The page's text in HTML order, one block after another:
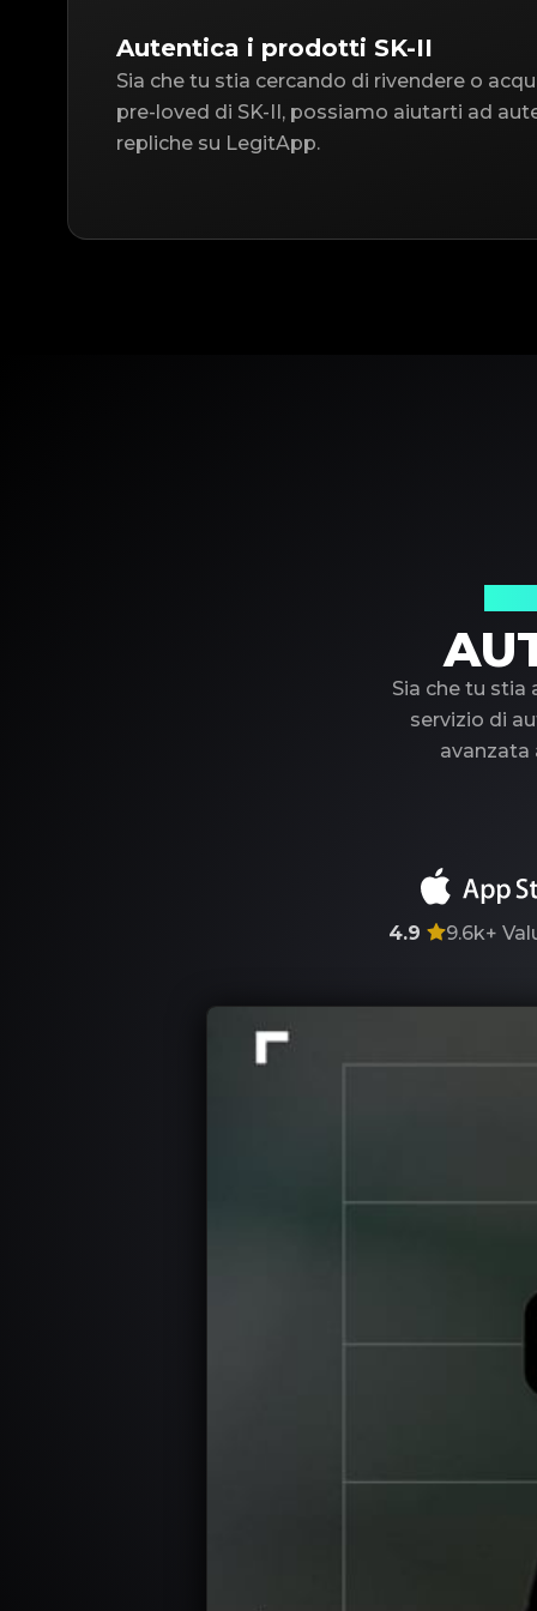
Autentica i prodotti SK-II
Sia che tu stia cercando di rivendere o
pre-loved di SK-II, possiamo aiutarti ad
repliche su LegitApp.
Sia che tu
servizio di
avanzata
4.9 9.6k+